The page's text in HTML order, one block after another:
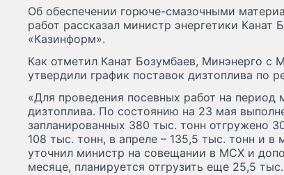
Об обеспечении горюче-смазочными
работ рассказал министр энергетики
«Казинформ».
Как отметил Канат Бозумбаев, Минэнерго с
утвердили график поставок дизтоплива по
«Для проведения посевных работ на
дизтоплива. По состоянию на 23 мая
запланированных 380 тыс. тонн отгружено
108 тыс. тонн, в апреле – 135,5 тыс. тонн и в
уточнил министр на совещании в МСХ и
месяце, планируется отгрузить еще 25,5